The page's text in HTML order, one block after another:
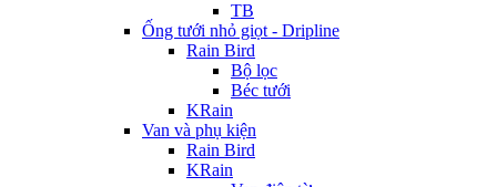
TB
Ống tưới nhỏ giọt - Dripline
Rain Bird
Bộ lọc
Béc tưới
KRain
Van và phụ kiện
Rain Bird
KRain